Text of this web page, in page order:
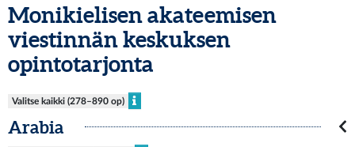
Monikielisen akateemisen
viestinnän keskuksen
opintotarjonta
Valitse kaikki (278–890 op)
Arabia